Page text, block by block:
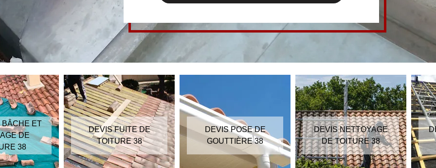
BÂCHE ET
DE
38
DEVIS FUITE DE
TOITURE 38
DEVIS POSE DE
GOUTTIÈRE 38
DEVIS NETTOYAGE
DE TOITURE 38